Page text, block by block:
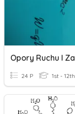
24 P 1st - 12th